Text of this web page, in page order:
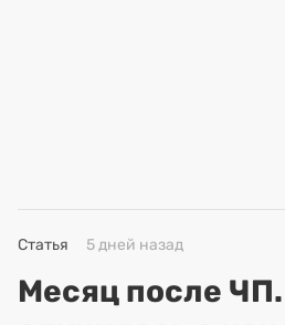
Статья 5 дней назад
Месяц после